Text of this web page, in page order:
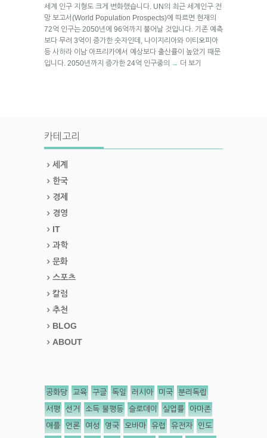
세계 인구 지형도 크게 변화했습니다. UN의 최근 세계인구 전
망 보고서(World Population Prospects)에 따르면 현재의
72억 인구는 2050년에 96억까지 불어날 것입니다. 기존 예측
보다 무려 3억이 증가한 숫자인데, 나이지리아와 이티오피아
등 사하라 이남 아프리카에서 예상보다 출산률이 높았기 때문
입니다. 2050년까지 증가한 24억 인구중의
→ 더 보기
카테고리
세계
한국
경제
경영
IT
과학
문화
스포츠
칼럼
추천
BLOG
ABOUT
공화당 교육 구글 독일 러시아 미국 분리독립
서평 선거 소득 불평등 슬로데이 실업률 아마존
애플 언론 여성 영국 오바마 유럽 유전자 인도